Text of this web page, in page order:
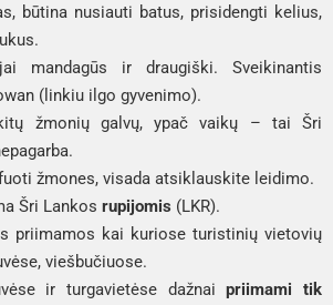
būtina nusiauti batus, prisidengti kelius,
mandagūs ir draugiški. Sveikinantis
(linkiu ilgo gyvenimo).
žmonių galvų, ypač vaikų – tai Šri
žmones, visada atsiklauskite leidimo.
Šri Lankos rupijomis (LKR).
priimamos kai kuriose turistinių vietovių
viešbučiuose.
ir turgavietėse dažnaipriimami tik